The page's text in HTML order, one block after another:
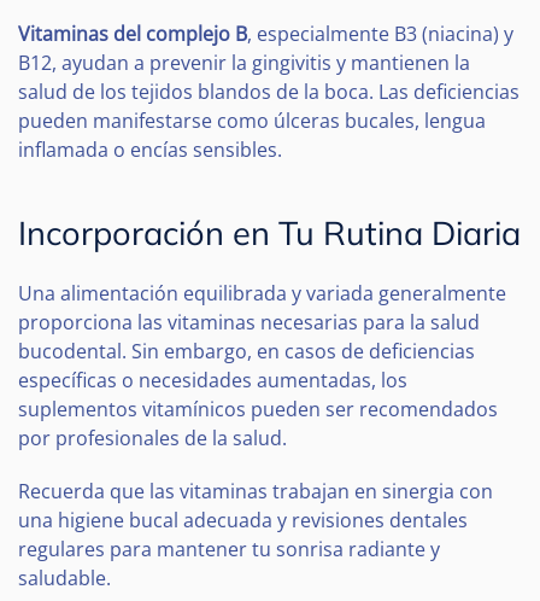
Vitaminas del complejo B, especialmente B3 (niacina) y
B12, ayudan a prevenir la gingivitis y mantienen la
salud de los tejidos blandos de la boca. Las deficiencias
pueden manifestarse como úlceras bucales, lengua
inflamada o encías sensibles.
Incorporación en Tu Rutina Diaria
Una alimentación equilibrada y variada generalmente
proporciona las vitaminas necesarias para la salud
bucodental. Sin embargo, en casos de deficiencias
específicas o necesidades aumentadas, los
suplementos vitamínicos pueden ser recomendados
por profesionales de la salud.
Recuerda que las vitaminas trabajan en sinergia con
una higiene bucal adecuada y revisiones dentales
regulares para mantener tu sonrisa radiante y
saludable.